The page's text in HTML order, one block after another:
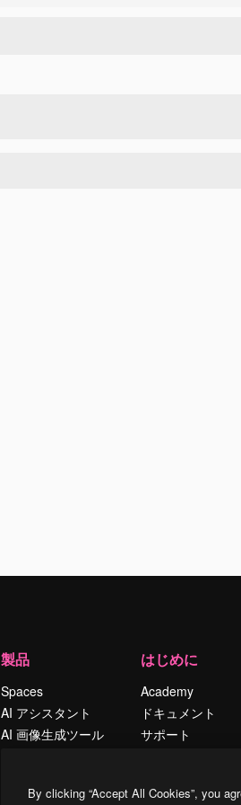
製品
Spaces
AI アシスタント
AI 画像生成ツール
ストックコンテン
はじめに
Academy
ドキュメント
サポート
シー
By clicking “Accept All Cookies”, you